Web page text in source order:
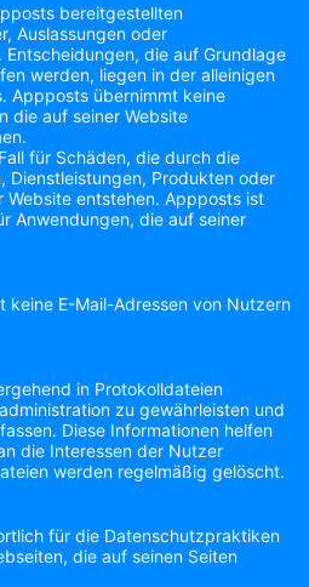
bereitgestellten
Auslassungen oder
die auf Grundlage
werden, liegen in der alleinigen
Appposts übernimmt keine
die auf seiner Website
für Schäden, die durch die
Dienstleistungen, Produkten oder
Website entstehen. Appposts ist
Anwendungen, die auf seiner
keine E-Mail-Adressen von Nutzern
in Protokolldateien
zu gewährleisten und
Diese Informationen helfen
die Interessen der Nutzer
werden regelmäßig gelöscht.
für die Datenschutzpraktiken
die auf seinen Seiten